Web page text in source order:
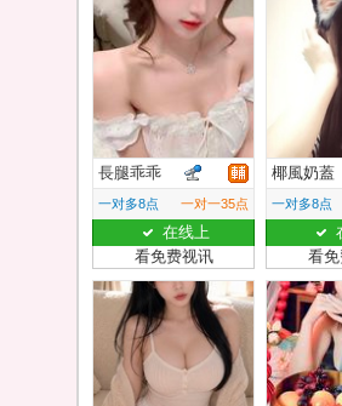
長腿乖乖
一对多8点 一对一35点
在线上
看免费视讯
椰風奶蓋
一对多8点
看